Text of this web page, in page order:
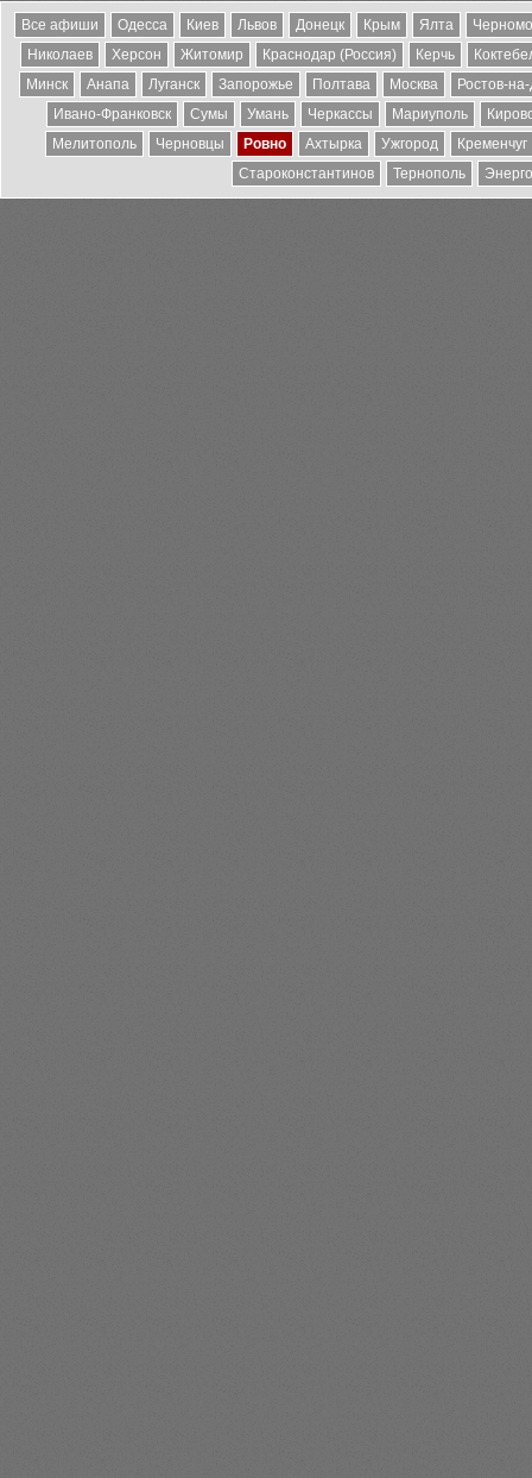
Все афиши Одесса Киев Львов Донецк Крым Ялта
Николаев
Херсон Житомир Краснодар (Россия) Керчь
Минск
Анапа Луганск Запорожье Полтава Москва
Ростов-
Ивано-Франковск
Сумы Умань Черкассы Мариуполь
Мелитополь
Черновцы Ровно Ахтырка Ужгород
Кременчуг
Староконстантинов
Тернополь